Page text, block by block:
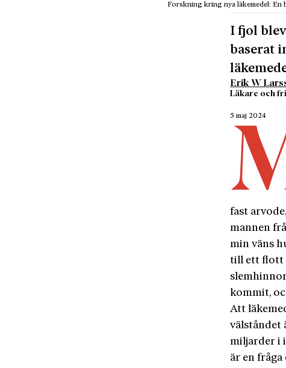
Forskning kring nya läkemedel: En
I fjol
baserat
Erik W
Läkare och
5 maj 2024
fast
mannen
min väns
till ett flott
kommit,
Att
välståndet
miljarder i
är en